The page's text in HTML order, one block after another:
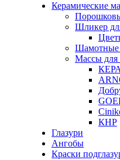
Керамические
Шликер
Шамотные
Массы для
КНР
Глазури
Ангобы
Краски